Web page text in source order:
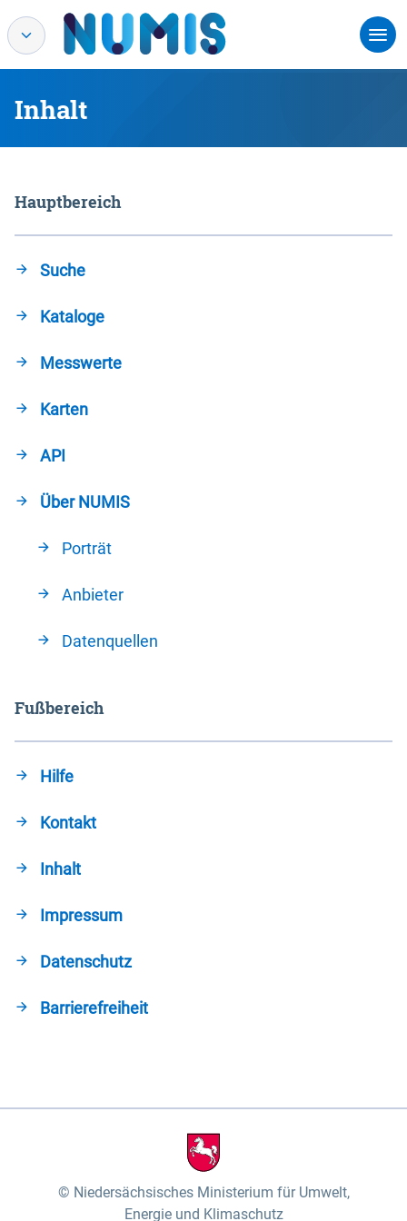
Inhalt
Hauptbereich
Suche
Kataloge
Messwerte
Karten
API
Über NUMIS
Porträt
Anbieter
Datenquellen
Fußbereich
Hilfe
Kontakt
Inhalt
Impressum
Datenschutz
Barrierefreiheit
Niedersächsisches Ministerium für Umwelt,
Energie und Klimaschutz